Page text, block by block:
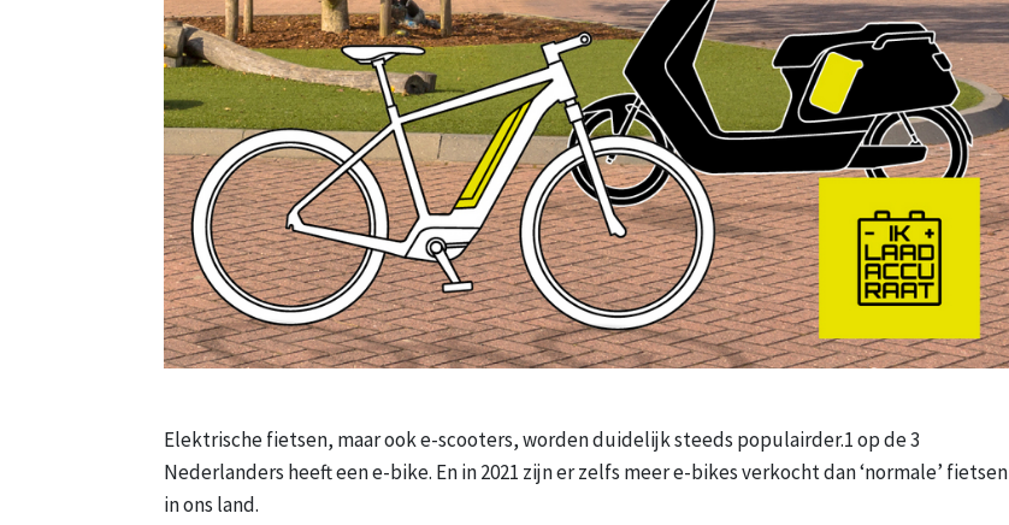
Elektrische fietsen, maar ook e-scooters, worden duidelijk steeds populairder.1 op de 3
Nederlanders heeft een e-bike. En in 2021 zijn er zelfs meer e-bikes verkocht dan ‘normale’ fietsen
in ons land.